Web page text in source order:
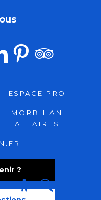
?
ESPACE PRO
MORBIHAN
AFFAIRES